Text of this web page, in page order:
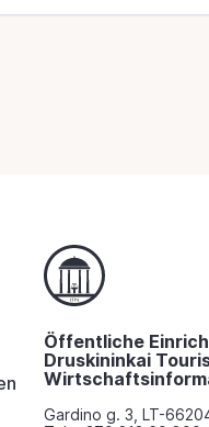
Öffentliche
Druskininkai
Gardino g. 3, LT-